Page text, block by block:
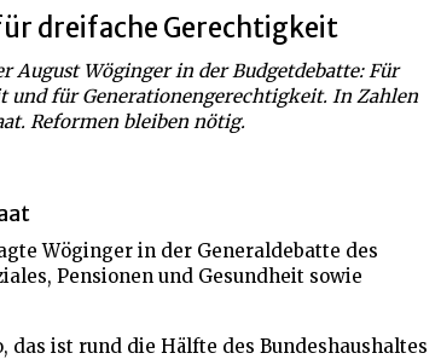
dreifache Gerechtigkeit
August Wöginger in der Budgetdebatte: Für
für Generationengerechtigkeit. In Zahlen
Reformen bleiben nötig.
Wöginger in der Generaldebatte des
Pensionen und Gesundheit sowie
das ist rund die Hälfte des Bundeshaushaltes